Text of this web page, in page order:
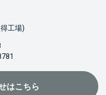
工場)
はこちら